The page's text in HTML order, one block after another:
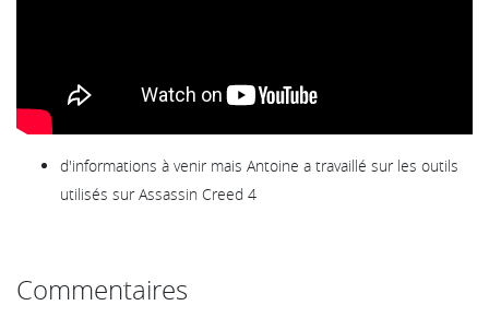
d'informations à venir mais Antoine a travaillé sur les outils
utilisés sur Assassin Creed 4
Commentaires